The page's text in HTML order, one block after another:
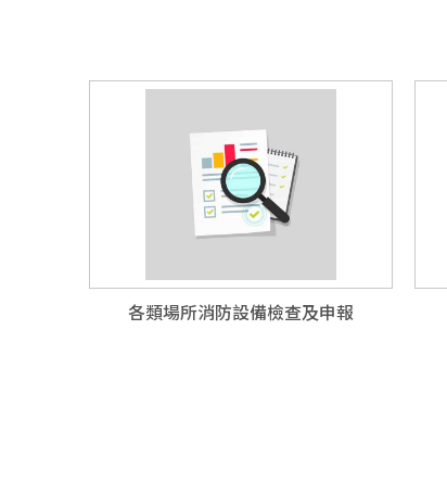
各類場所消防設備檢查及申報